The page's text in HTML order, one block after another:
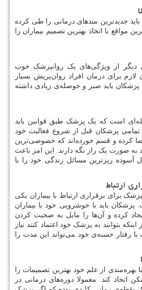
جدیدترین متدهای درمانی را طی کرده
مواقع با اتخاذ بهترین تصمیم بیماران را
دیگر از ویژگی‌های یک روانپزشک خوب
برای درمان افراد روان‌پریش بسیار
پزشکان باید صبر و حوصله‌ی زیادی داشته
است که یک پزشک طبق قوانین باید
تمامی پزشکان قبل از شروع فعالیت خود
کرده و قسم خورده‌اند که خصوصی‌ترین
به صورت یک راز نگه دارند. این امر باعث
آسوده ریزترین مسائل زندگی خود را با
ارتباط
برای برقراری ارتباط با بیماران یکی
باید با خوشرویی خود با بیماران
کرده و آن‌ها را مایل به صحبت کردن
اینکه بتوانند به پزشک خود اعتماد کنند نیاز
رفتار حسنه‌ی خود می‌تواند این مدت را
بهره‌مندی از علم خود بهترین تصمیمات را
در مناسب‌ترین زمان ممکن اتخاذ کند. معمولا دوره‎‌های درمانی در